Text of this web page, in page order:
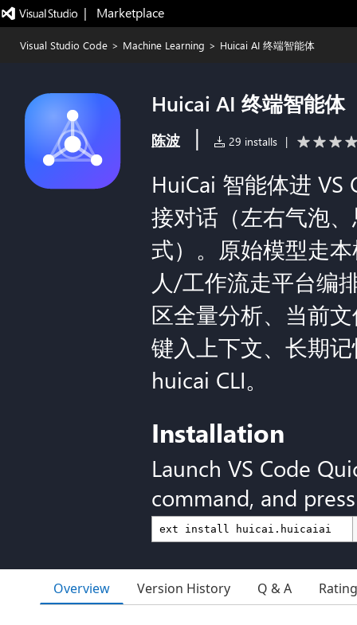
|   Marketplace
Visual Studio Code > Machine Learning > Huicai AI 终端智能体
Huicai AI 终端智能体
陈波 | 29 installs |
HuiCai 智能体进
接对话（左右气泡
式）。原始模型走
人/工作流走平台编
区全量分析、当前
键入上下文、长期
huicai CLI。
Installation
Launch VS Code
command, and
Overview Version History Q & A